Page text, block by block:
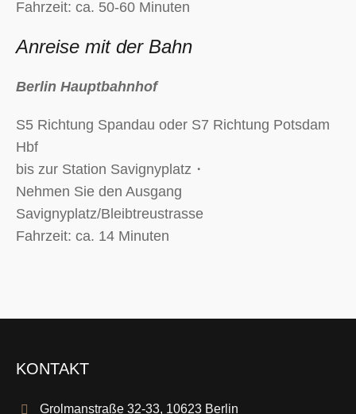
Fahrzeit: ca. 50-60 Minuten
Anreise mit der Bahn
Berlin Hauptbahnhof
S5 Richtung Spandau oder S7 Richtung Potsdam
Hbf
bis zur Station Savignyplatz・
Nehmen Sie den Ausgang
Savignyplatz/Bleibtreustrasse
Fahrzeit: ca. 14 Minuten
KONTAKT
Grolmanstraße 32-33, 10623 Berlin